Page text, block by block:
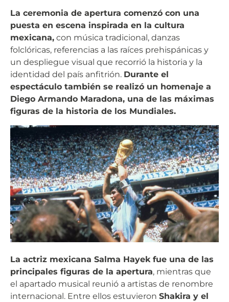
La ceremonia de apertura comenzó con una
puesta en escena inspirada en la cultura
mexicana, con música tradicional, danzas
folclóricas, referencias a las raíces prehispánicas y
un despliegue visual que recorrió la historia y la
identidad del país anfitrión. Durante el
espectáculo también se realizó un homenaje a
Diego Armando Maradona, una de las máximas
figuras de la historia de los Mundiales.
La actriz mexicana Salma Hayek fue una de las
principales figuras de la apertura, mientras que
el apartado musical reunió a artistas de renombre
internacional. Entre ellos estuvieron Shakira y el